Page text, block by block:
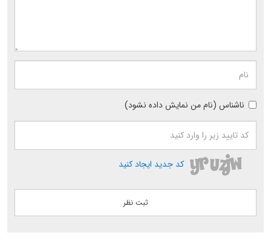
ناشناس (نام من نمایش داده نشود)
کد جدید ایجاد کنید